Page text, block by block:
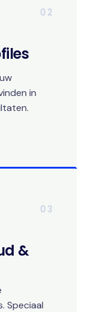
02
in
03
&
Speciaal